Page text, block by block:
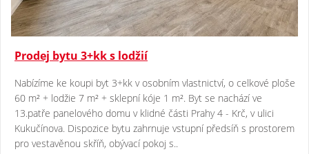
Prodej bytu 3+kk s lodžií
Nabízíme ke koupi byt 3+kk v osobním vlastnictví, o celkové ploše
60 m² + lodžie 7 m² + sklepní kóje 1 m². Byt se nachází ve
13.patře panelového domu v klidné části Prahy 4 - Krč, v ulici
Kukučínova. Dispozice bytu zahrnuje vstupní předsíň s prostorem
pro vestavěnou skříň, obývací pokoj s..